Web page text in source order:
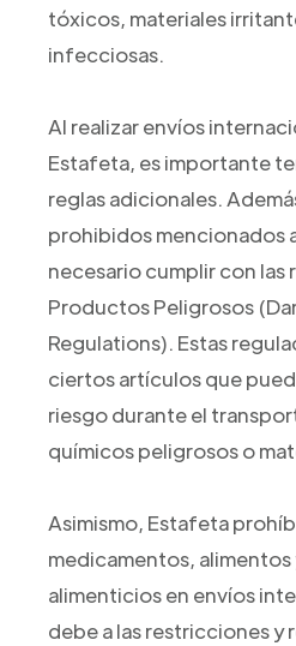
tóxicos, materiales
infecciosas.
Al realizar envíos
Estafeta, es importante
reglas adicionales.
prohibidos mencionados
necesario cumplir con las
Productos Peligrosos
Regulations). Estas
ciertos artículos que
riesgo durante el
químicos peligrosos o
Asimismo, Estafeta
medicamentos,
alimenticios en envíos
debe a las restricciones y